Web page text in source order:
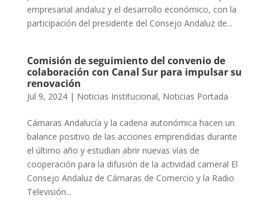
empresarial andaluz y el desarrollo económico, con la
participación del presidente del Consejo Andaluz de...
Comisión de seguimiento del convenio de
colaboración con Canal Sur para impulsar su
renovación
Jul 9, 2024| Noticias Institucional, Noticias Portada
Cámaras Andalucía y la cadena autonómica hacen un
balance positivo de las acciones emprendidas durante
el último año y estudian abrir nuevas vías de
cooperación para la difusión de la actividad cameral El
Consejo Andaluz de Cámaras de Comercio y la Radio
Televisión...